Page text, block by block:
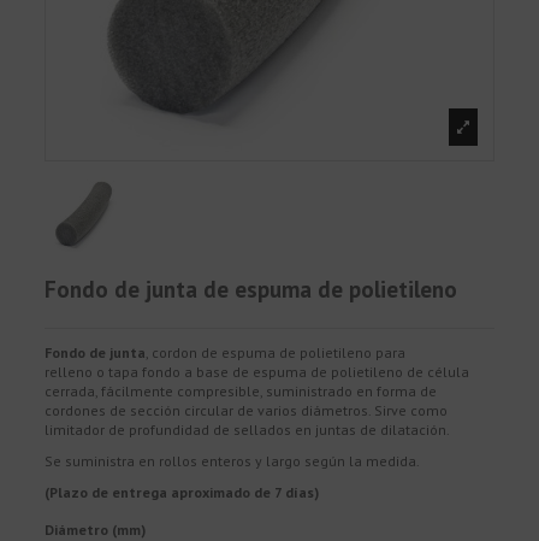
Fondo de junta de espuma de polietileno
Fondo de junta, cordon de espuma de polietileno para
relleno o tapa fondo a base de espuma de polietileno de célula
cerrada, fácilmente compresible, suministrado en forma de
cordones de sección circular de varios diámetros. Sirve como
limitador de profundidad de sellados en juntas de dilatación.
Se suministra en rollos enteros y largo según la medida.
(Plazo de entrega aproximado de 7 días)
Diámetro (mm)